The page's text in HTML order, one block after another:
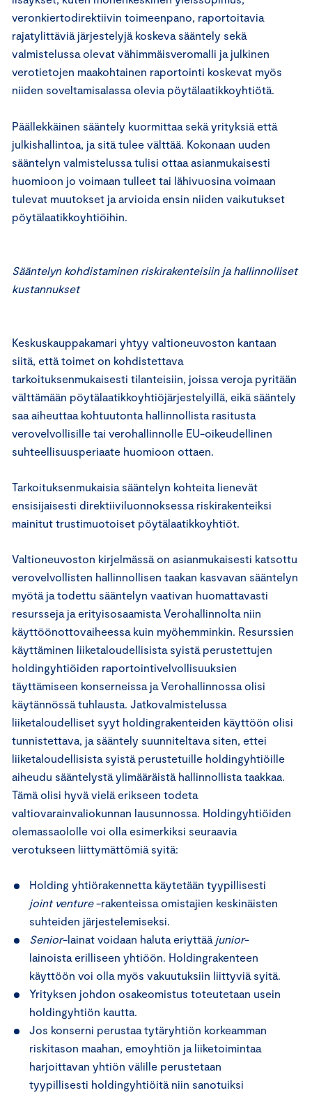
veronkiertodirektiivin toimeenpano, raportoitavia
rajatylittäviä järjestelyjä koskeva sääntely sekä
valmistelussa olevat vähimmäisveromalli ja julkinen
verotietojen maakohtainen raportointi koskevat myös
niiden soveltamisalassa olevia pöytälaatikkoyhtiötä.
Päällekkäinen sääntely kuormittaa sekä yrityksiä että
julkishallintoa, ja sitä tulee välttää. Kokonaan uuden
sääntelyn valmistelussa tulisi ottaa asianmukaisesti
huomioon jo voimaan tulleet tai lähivuosina voimaan
tulevat muutokset ja arvioida ensin niiden vaikutukset
pöytälaatikkoyhtiöihin.
Sääntelyn kohdistaminen riskirakenteisiin ja hallinnolliset
kustannukset
Keskuskauppakamari yhtyy valtioneuvoston kantaan
siitä, että toimet on kohdistettava
tarkoituksenmukaisesti tilanteisiin, joissa veroja pyritään
välttämään pöytälaatikkoyhtiöjärjestelyillä, eikä sääntely
saa aiheuttaa kohtuutonta hallinnollista rasitusta
verovelvollisille tai verohallinnolle EU-oikeudellinen
suhteellisuusperiaate huomioon ottaen.
Tarkoituksenmukaisia sääntelyn kohteita lienevät
ensisijaisesti direktiiviluonnoksessa riskirakenteiksi
mainitut trustimuotoiset pöytälaatikkoyhtiöt.
Valtioneuvoston kirjelmässä on asianmukaisesti katsottu
verovelvollisten hallinnollisen taakan kasvavan sääntelyn
myötä ja todettu sääntelyn vaativan huomattavasti
resursseja ja erityisosaamista Verohallinnolta niin
käyttöönottovaiheessa kuin myöhemminkin. Resurssien
käyttäminen liiketaloudellisista syistä perustettujen
holdingyhtiöiden raportointivelvollisuuksien
täyttämiseen konserneissa ja Verohallinnossa olisi
käytännössä tuhlausta. Jatkovalmistelussa
liiketaloudelliset syyt holdingrakenteiden käyttöön olisi
tunnistettava, ja sääntely suunniteltava siten, ettei
liiketaloudellisista syistä perustetuille holdingyhtiöille
aiheudu sääntelystä ylimääräistä hallinnollista taakkaa.
Tämä olisi hyvä vielä erikseen todeta
valtiovarainvaliokunnan lausunnossa. Holdingyhtiöiden
olemassaololle voi olla esimerkiksi seuraavia
verotukseen liittymättömiä syitä:
Holding yhtiörakennetta käytetään tyypillisesti
joint venture-rakenteissa omistajien keskinäisten
suhteiden järjestelemiseksi.
Senior-lainat voidaan haluta eriyttää junior-
lainoista erilliseen yhtiöön. Holdingrakenteen
käyttöön voi olla myös vakuutuksiin liittyviä syitä.
Yrityksen johdon osakeomistus toteutetaan usein
holdingyhtiön kautta.
Jos konserni perustaa tytäryhtiön korkeamman
riskitason maahan, emoyhtiön ja liiketoimintaa
harjoittavan yhtiön välille perustetaan
tyypillisesti holdingyhtiöitä niin sanotuiksi